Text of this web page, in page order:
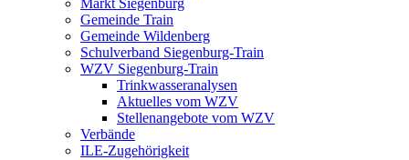
Markt Siegenburg
Gemeinde Train
Gemeinde Wildenberg
Schulverband Siegenburg-Train
WZV Siegenburg-Train
Trinkwasseranalysen
Aktuelles vom WZV
Stellenangebote vom WZV
Verbände
ILE-Zugehörigkeit